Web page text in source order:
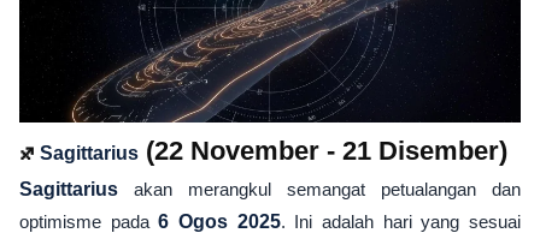
♐ Sagittarius (22 November - 21 Disember)
Sagittarius akan merangkul semangat petualangan dan
optimisme pada6 Ogos 2025. Ini adalah hari yang sesuai